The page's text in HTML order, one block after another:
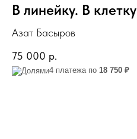
В линейку. В клетку
Азат Басыров
75 000 р.
4 платежа по 18 750 ₽